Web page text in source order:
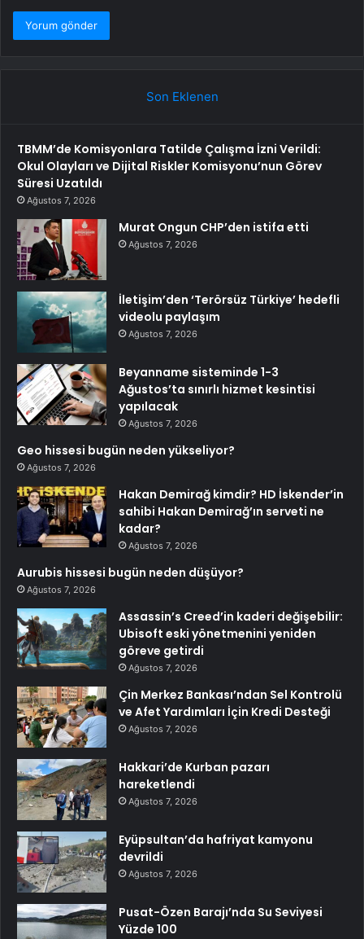
Son Eklenen
TBMM’de Komisyonlara Tatilde Çalışma İzni Verildi:
Okul Olayları ve Dijital Riskler Komisyonu’nun Görev
Süresi Uzatıldı
Ağustos 7, 2026
Murat Ongun CHP’den istifa etti
Ağustos 7, 2026
İletişim’den ‘Terörsüz Türkiye’ hedefli
videolu paylaşım
Ağustos 7, 2026
Beyanname sisteminde 1-3
Ağustos’ta sınırlı hizmet kesintisi
yapılacak
Ağustos 7, 2026
Geo hissesi bugün neden yükseliyor?
Ağustos 7, 2026
Hakan Demirağ kimdir? HD İskender’in
sahibi Hakan Demirağ’ın serveti ne
kadar?
Ağustos 7, 2026
Aurubis hissesi bugün neden düşüyor?
Ağustos 7, 2026
Assassin’s Creed’in kaderi değişebilir:
Ubisoft eski yönetmenini yeniden
göreve getirdi
Ağustos 7, 2026
Çin Merkez Bankası’ndan Sel Kontrolü
ve Afet Yardımları İçin Kredi Desteği
Ağustos 7, 2026
Hakkari’de Kurban pazarı
hareketlendi
Ağustos 7, 2026
Eyüpsultan’da hafriyat kamyonu
devrildi
Ağustos 7, 2026
Pusat-Özen Barajı’nda Su Seviyesi
Yüzde 100